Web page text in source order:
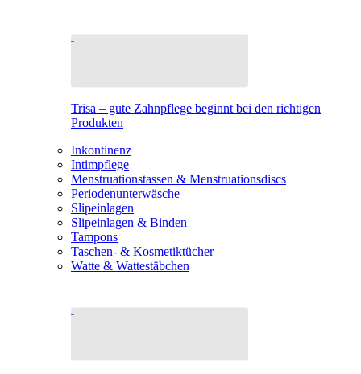
Trisa – gute Zahnpflege beginnt bei den richtigen
Produkten
Inkontinenz
Intimpflege
Menstruationstassen & Menstruationsdiscs
Periodenunterwäsche
Slipeinlagen
Slipeinlagen & Binden
Tampons
Taschen- & Kosmetiktücher
Watte & Wattestäbchen